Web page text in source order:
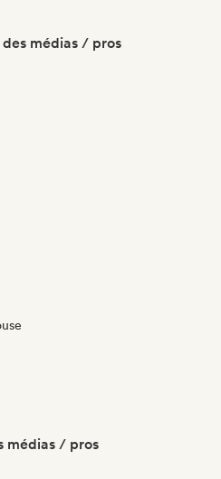
médias / pros
médias / pros